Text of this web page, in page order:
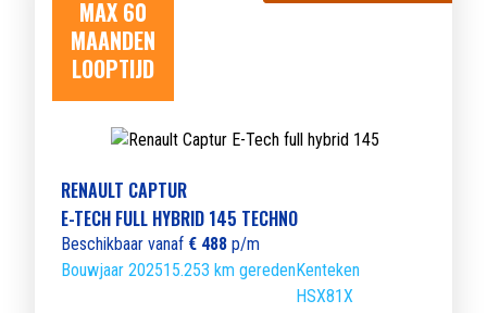
MAX 60
MAANDEN
LOOPTIJD
RENAULT CAPTUR
E-TECH FULL HYBRID 145 TECHNO
Beschikbaar vanaf € 488 p/m
Bouwjaar 202515.253 km geredenKenteken
HSX81X